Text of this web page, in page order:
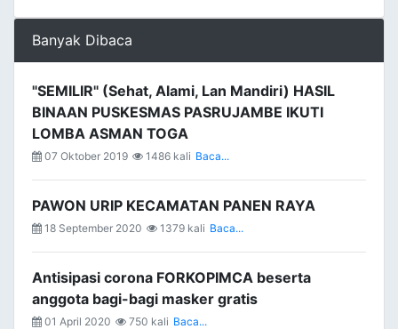
Banyak Dibaca
"SEMILIR" (Sehat, Alami, Lan Mandiri) HASIL
BINAAN PUSKESMAS PASRUJAMBE IKUTI
LOMBA ASMAN TOGA
07 Oktober 2019 1486 kali Baca...
PAWON URIP KECAMATAN PANEN RAYA
18 September 2020 1379 kali Baca...
Antisipasi corona FORKOPIMCA beserta
anggota bagi-bagi masker gratis
01 April 2020 750 kali Baca...